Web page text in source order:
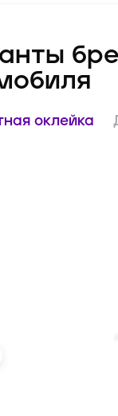
оклейка